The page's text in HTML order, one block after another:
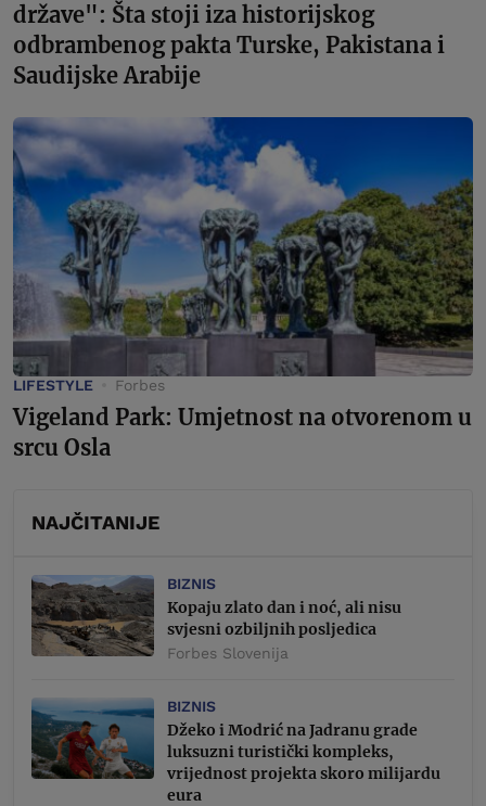
države": Šta stoji iza historijskog
odbrambenog pakta Turske, Pakistana i
Saudijske Arabije
LIFESTYLE Forbes
Vigeland Park: Umjetnost na otvorenom u
srcu Osla
NAJČITANIJE
BIZNIS
Kopaju zlato dan i noć, ali nisu
svjesni ozbiljnih posljedica
Forbes Slovenija
BIZNIS
Džeko i Modrić na Jadranu grade
luksuzni turistički kompleks,
vrijednost projekta skoro milijardu
eura